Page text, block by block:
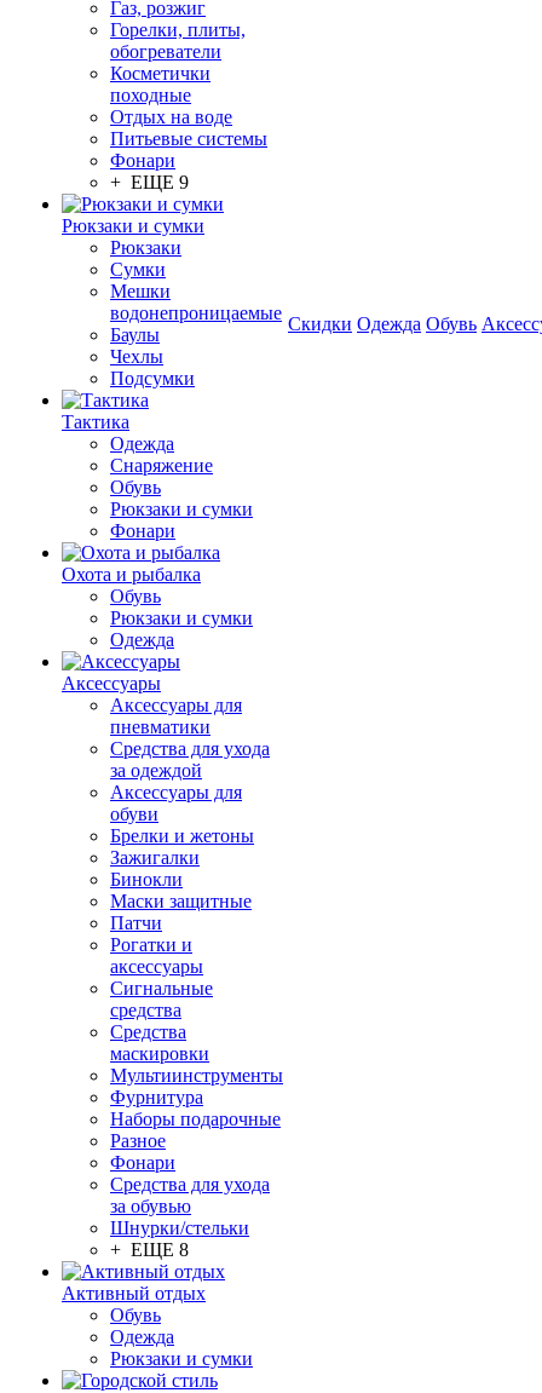
Газ, розжиг
Горелки, плиты,
обогреватели
Косметички
походные
Отдых на воде
Питьевые системы
Фонари
+ ЕЩЕ 9
Рюкзаки и сумки
Рюкзаки
Сумки
Мешки
водонепроницаемые
Баулы
Чехлы
Подсумки
Тактика
Одежда
Снаряжение
Обувь
Рюкзаки и сумки
Фонари
Охота и рыбалка
Обувь
Рюкзаки и сумки
Одежда
Аксессуары
Аксессуары для
пневматики
Средства для ухода
за одеждой
Аксессуары для
обуви
Брелки и жетоны
Зажигалки
Бинокли
Маски защитные
Патчи
Рогатки и
аксессуары
Сигнальные
средства
Средства
маскировки
Мультиинструменты
Фурнитура
Наборы подарочные
Разное
Фонари
Средства для ухода
за обувью
Шнурки/стельки
+ ЕЩЕ 8
Активный отдых
Обувь
Одежда
Рюкзаки и сумки
Скидки Одежда Обувь